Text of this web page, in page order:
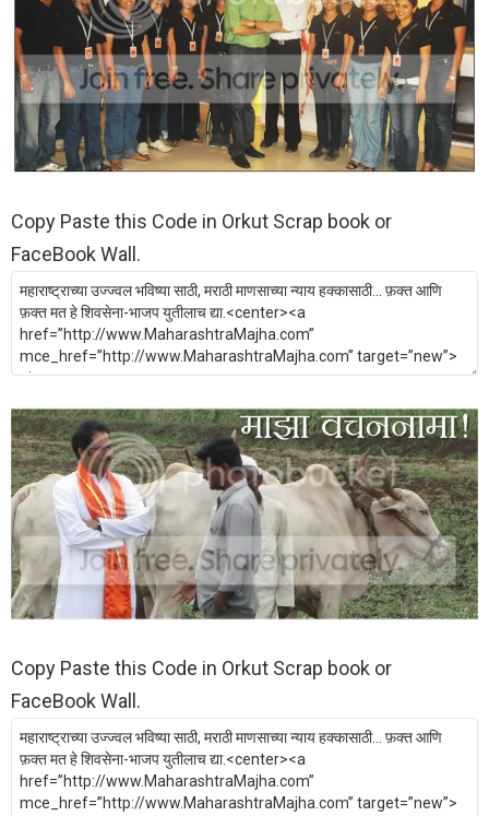
Copy Paste this Code in Orkut Scrap book or
FaceBook Wall.
Copy Paste this Code in Orkut Scrap book or
FaceBook Wall.